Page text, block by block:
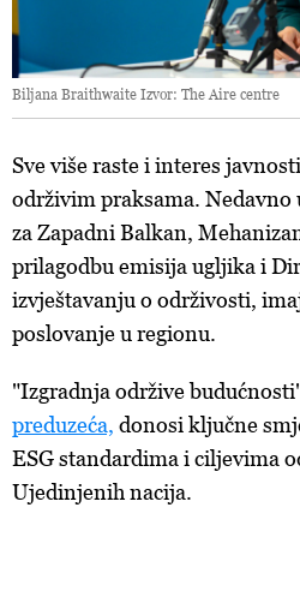
Biljana Braithwaite Izvor: The Aire centre
Sve više raste i interes
održivim praksama. Nedavno
za Zapadni Balkan,
prilagodbu emisija ugljika i
izvještavanju o održivosti,
poslovanje u regionu.
"Izgradnja održive
preduzeća, donosi ključne
ESG standardima i ciljevima
Ujedinjenih nacija.